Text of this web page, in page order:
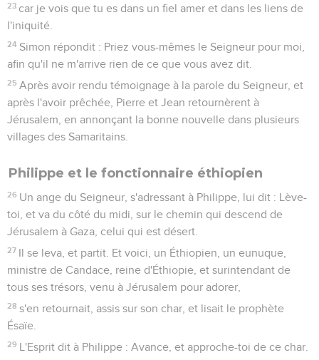
23 car je vois que tu es dans un fiel amer et dans les liens de
l'iniquité.
24 Simon répondit : Priez vous-mêmes le Seigneur pour moi,
afin qu'il ne m'arrive rien de ce que vous avez dit.
25 Après avoir rendu témoignage à la parole du Seigneur, et
après l'avoir prêchée, Pierre et Jean retournèrent à
Jérusalem, en annonçant la bonne nouvelle dans plusieurs
villages des Samaritains.
Philippe et le fonctionnaire éthiopien
26 Un ange du Seigneur, s'adressant à Philippe, lui dit : Lève-
toi, et va du côté du midi, sur le chemin qui descend de
Jérusalem à Gaza, celui qui est désert.
27 Il se leva, et partit. Et voici, un Éthiopien, un eunuque,
ministre de Candace, reine d'Éthiopie, et surintendant de
tous ses trésors, venu à Jérusalem pour adorer,
28 s'en retournait, assis sur son char, et lisait le prophète
Ésaïe.
29 L'Esprit dit à Philippe : Avance, et approche-toi de ce char.